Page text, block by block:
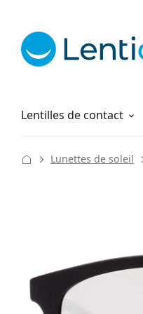
Lentilles de contact
Solutions
Comment commander
Lunettes de soleil